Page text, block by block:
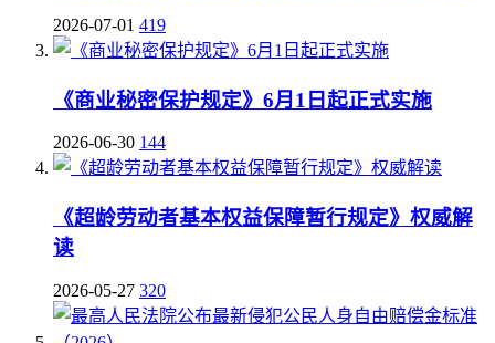
2026-07-01 419
《商业秘密保护规定》6月1日起正式实施
2026-06-30 144
《超龄劳动者基本权益保障暂行规定》权威解
读
2026-05-27 320